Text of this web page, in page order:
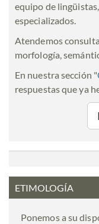
equipo de
especializados.
Atendemos
morfología,
En nuestra sección "
respuestas que ya
ETIMOLOGÍA
Ponemos a su